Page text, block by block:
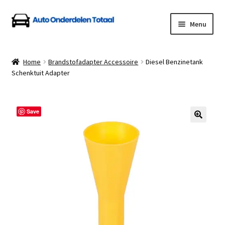
Ga
door
navigatie
Ga
naar
inhoud
Menu
Algemene Voorwaarden
Betalen en Verzenden
Home Brandstofadapter Accessoire
Diesel Benzinetank
Schenktuit Adapter
Save